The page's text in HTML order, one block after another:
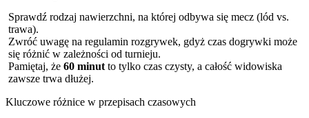
Sprawdź rodzaj nawierzchni, na której odbywa się mecz (lód vs.
trawa).
Zwróć uwagę na regulamin rozgrywek, gdyż czas dogrywki może
się różnić w zależności od turnieju.
Pamiętaj, że 60 minut to tylko czas czysty, a całość widowiska
zawsze trwa dłużej.
Kluczowe różnice w przepisach czasowych